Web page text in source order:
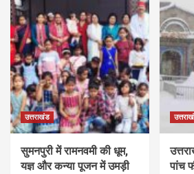
उत्तराखंड
सुमनपुरी में रामनवमी की धूम,
यज्ञ और कन्या पूजन में उमड़ी
पांच